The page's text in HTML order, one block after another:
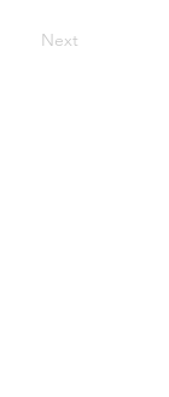
Next